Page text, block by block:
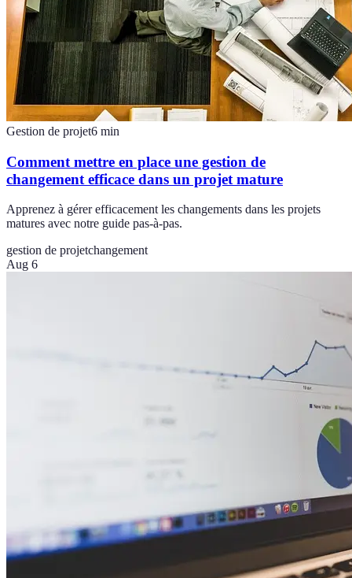
Gestion de projet6 min
Comment mettre en place une gestion de
changement efficace dans un projet mature
Apprenez à gérer efficacement les changements dans les projets
matures avec notre guide pas-à-pas.
gestion de projetchangement
Aug 6